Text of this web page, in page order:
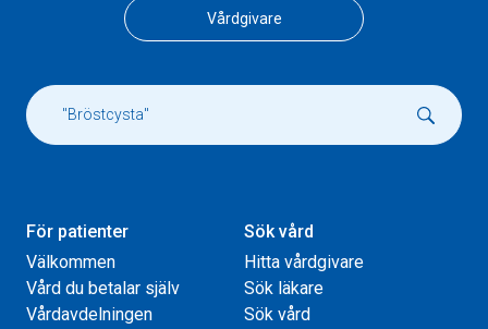
Vårdgivare
För patienter
Välkommen
Vård du betalar själv
Vårdavdelningen
Sök vård
Hitta vårdgivare
Sök läkare
Sök vård